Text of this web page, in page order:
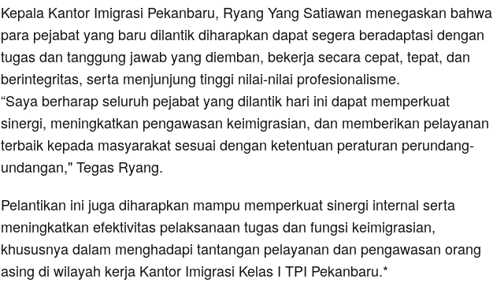
Kepala Kantor Imigrasi Pekanbaru, Ryang Yang Satiawan menegaskan bahwa
para pejabat yang baru dilantik diharapkan dapat segera beradaptasi dengan
tugas dan tanggung jawab yang diemban, bekerja secara cepat, tepat, dan
berintegritas, serta menjunjung tinggi nilai-nilai profesionalisme.
“Saya berharap seluruh pejabat yang dilantik hari ini dapat memperkuat
sinergi, meningkatkan pengawasan keimigrasian, dan memberikan pelayanan
terbaik kepada masyarakat sesuai dengan ketentuan peraturan perundang-
undangan," Tegas Ryang.
Pelantikan ini juga diharapkan mampu memperkuat sinergi internal serta
meningkatkan efektivitas pelaksanaan tugas dan fungsi keimigrasian,
khususnya dalam menghadapi tantangan pelayanan dan pengawasan orang
asing di wilayah kerja Kantor Imigrasi Kelas I TPI Pekanbaru.*